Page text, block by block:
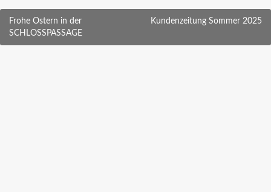
Beitragsnavigation
Frohe Ostern in der
SCHLOSSPASSAGE
Kundenzeitung Sommer 2025